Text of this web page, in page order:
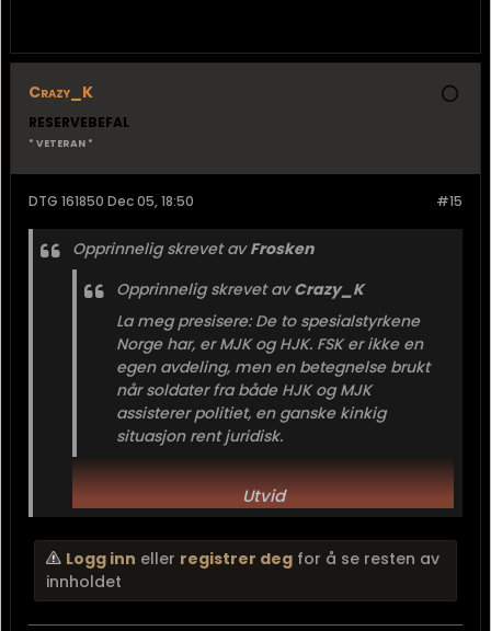
Crazy_K
RESERVEBEFAL
* VETERAN *
#15
DTG 161850 Dec 05, 18:50
Opprinnelig skrevet avFrosken
Opprinnelig skrevet avCrazy_K
La meg presisere: De to spesialstyrkene
Norge har, er MJK og HJK. FSK er ikke en
egen avdeling, men en betegnelse brukt
når soldater fra både HJK og MJK
assisterer politiet, en ganske kinkig
situasjon rent juridisk.
FJ er en underavdeling av HJK, en
rekrutteringstropp for å huke tak i skikket
ved HJK.
Utvid
Førsteganstjeneste fallskjermjegere er ikke
Utvid
Logg inn eller registrer deg for å se resten av
innholdet